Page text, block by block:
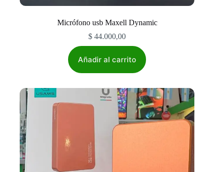
Micrófono usb Maxell Dynamic
$ 44.000,00
Añadir al carrito